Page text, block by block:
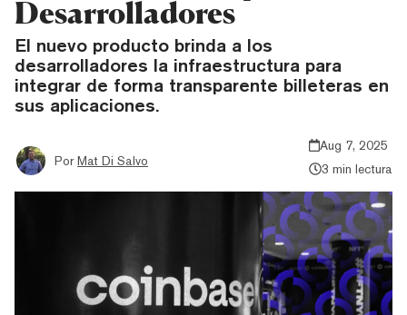
Desarrolladores
El nuevo producto brinda a los
desarrolladores la infraestructura para
integrar de forma transparente billeteras en
sus aplicaciones.
Por Mat Di Salvo
Aug 7, 2025
3 min lectura